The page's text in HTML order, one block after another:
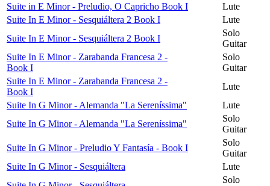
Suite in E Minor - Preludio, O Capricho Book I
Lute
Suite In E Minor - Sesquiáltera 2 Book I
Lute
Suite In E Minor - Sesquiáltera 2 Book I
Solo
Guitar
Suite In E Minor - Zarabanda Francesa 2 -
Book I
Solo
Guitar
Suite In E Minor - Zarabanda Francesa 2 -
Book I
Lute
Suite In G Minor - Alemanda "La Sereníssima"
Lute
Suite In G Minor - Alemanda "La Sereníssima"
Solo
Guitar
Suite In G Minor - Preludio Y Fantasía - Book I
Solo
Guitar
Suite In G Minor - Sesquiáltera
Lute
Solo